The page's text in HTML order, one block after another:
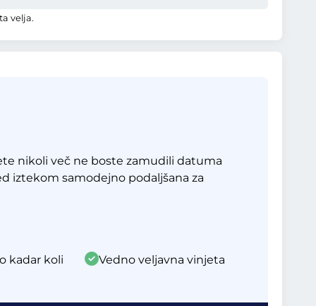
velja.
nikoli več ne boste zamudili datuma
iztekom samodejno podaljšana za
kadar koli Vedno veljavna vinjeta